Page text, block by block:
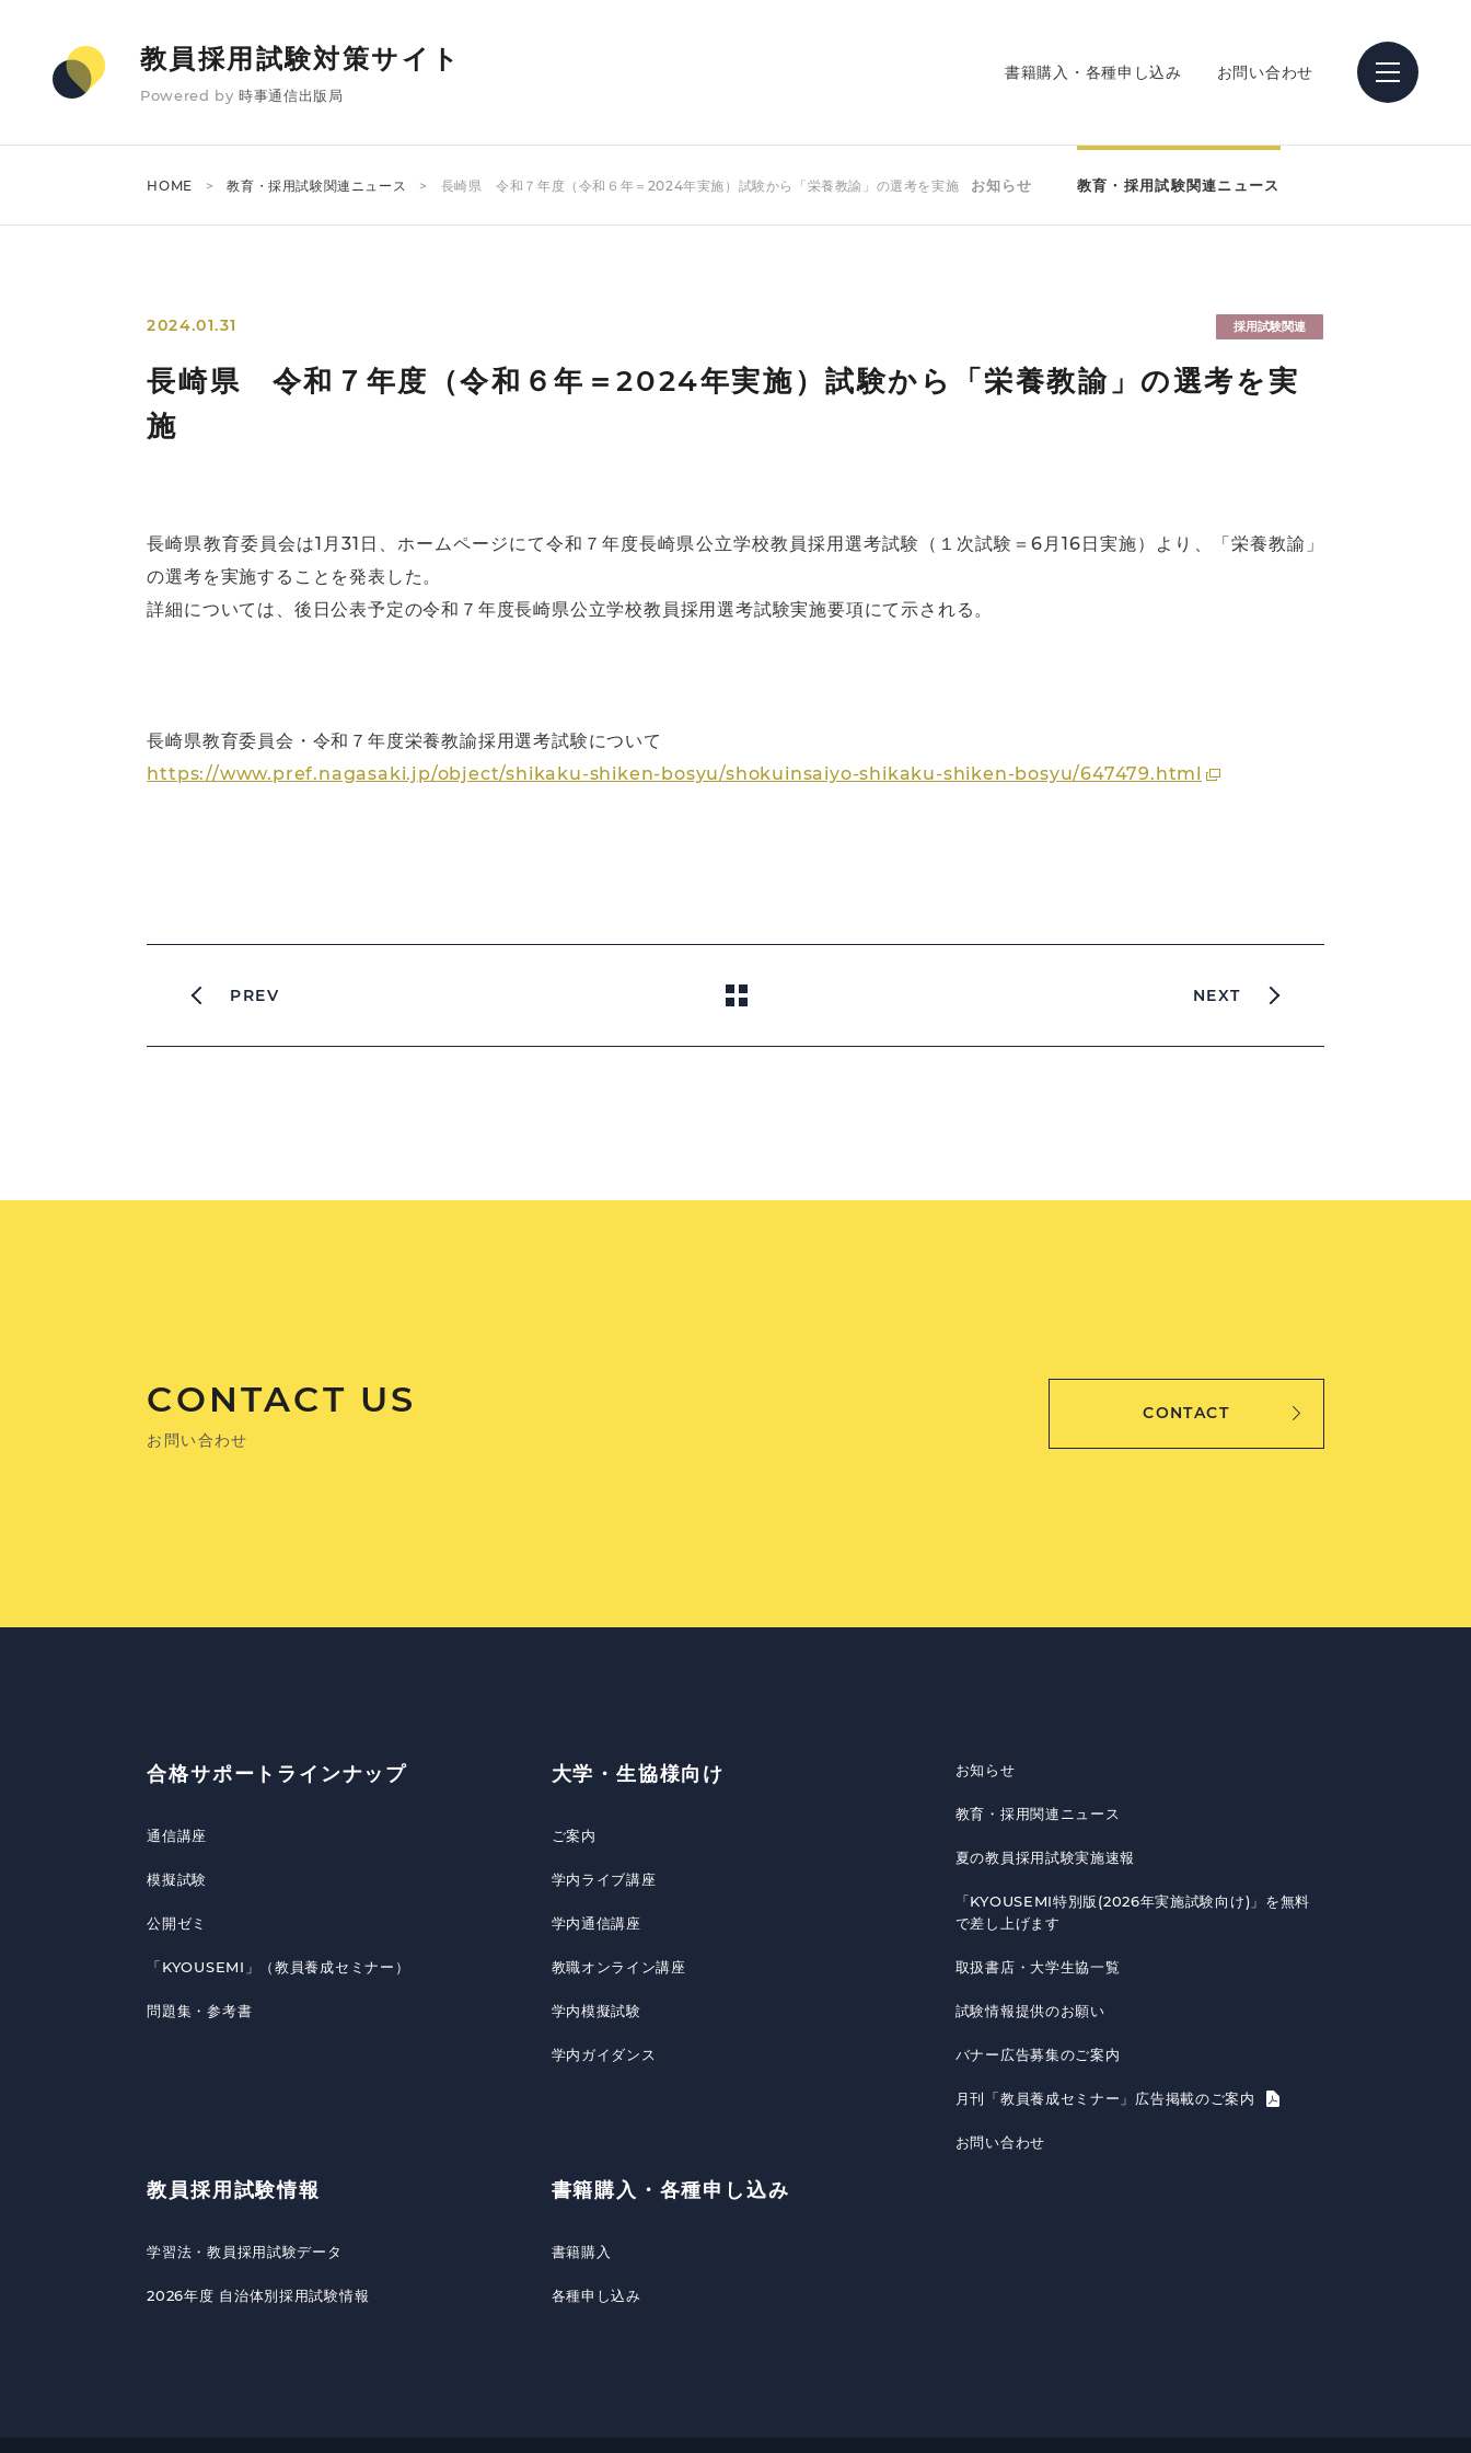
教員採用試験対策サイト
Powered by 時事通信出版局
書籍購入・各種申し込み お問い合わせ
HOME 教育・採用試験関連ニュース 長崎県 令和７年度（令和６年＝2024年実施）試験から「栄養教諭」の選考を実施 お知らせ 教育・採用試験関連ニュース
2024.01.31 採用試験関連
長崎県 令和７年度（令和６年＝2024年実施）試験から「栄養教諭」の選考を実
施
長崎県教育委員会は1月31日、ホームページにて令和７年度長崎県公立学校教員採用選考試験（１次試験＝6月16日実施）より、「栄養教諭」
の選考を実施することを発表した。
詳細については、後日公表予定の令和７年度長崎県公立学校教員採用選考試験実施要項にて示される。
長崎県教育委員会・令和７年度栄養教諭採用選考試験について
https://www.pref.nagasaki.jp/object/shikaku-shiken-bosyu/shokuinsaiyo-shikaku-shiken-bosyu/647479.html
PREV NEXT
CONTACT US
お問い合わせ
CONTACT
合格サポートラインナップ
通信講座
模擬試験
公開ゼミ
「KYOUSEMI」（教員養成セミナー）
問題集・参考書
教員採用試験情報
学習法・教員採用試験データ
2026年度 自治体別採用試験情報
大学・生協様向け
ご案内
学内ライブ講座
学内通信講座
教職オンライン講座
学内模擬試験
学内ガイダンス
書籍購入・各種申し込み
書籍購入
各種申し込み
お知らせ
教育・採用関連ニュース
夏の教員採用試験実施速報
「KYOUSEMI特別版(2026年実施試験向け)」を無料
で差し上げます
取扱書店・大学生協一覧
試験情報提供のお願い
バナー広告募集のご案内
月刊「教員養成セミナー」広告掲載のご案内
お問い合わせ